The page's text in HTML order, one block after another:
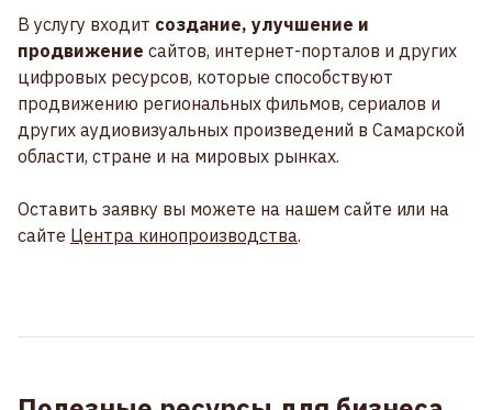
В услугу входит создание, улучшение и
продвижение сайтов, интернет-порталов и других
цифровых ресурсов, которые способствуют
продвижению региональных фильмов, сериалов и
других аудиовизуальных произведений в Самарской
области, стране и на мировых рынках.
Оставить заявку вы можете на нашем сайте или на
сайте Центра кинопроизводства.